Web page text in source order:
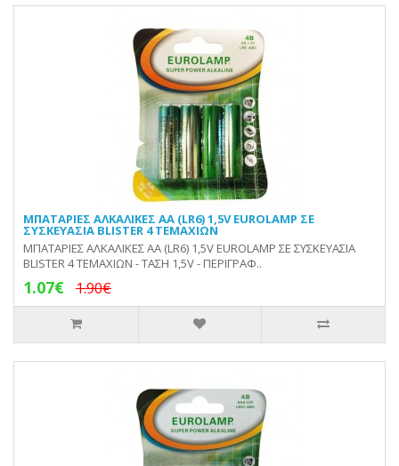
ΜΠΑΤΑΡΙΕΣ ΑΛΚΑΛΙΚΕΣ ΑΑ (LR6) 1,5V EUROLAMP ΣΕ
ΣΥΣΚΕΥΑΣΙΑ BLISTER 4 ΤΕΜΑΧΙΩΝ
ΜΠΑΤΑΡΙΕΣ ΑΛΚΑΛΙΚΕΣ ΑΑ (LR6) 1,5V EUROLAMP ΣΕ ΣΥΣΚΕΥΑΣΙΑ
BLISTER 4 ΤΕΜΑΧΙΩΝ - ΤΑΣΗ 1,5V - ΠΕΡΙΓΡΑΦ..
1.07€ 1.90€